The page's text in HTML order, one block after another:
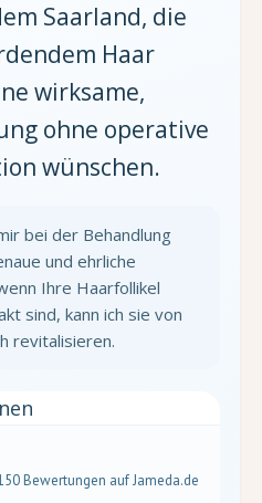
Saarland, die
Haar
wirksame,
ohne operative
wünschen.
bei der Behandlung
und ehrliche
Ihre Haarfollikel
sind, kann ich sie von
revitalisieren.
Bewertungen auf Jameda.de